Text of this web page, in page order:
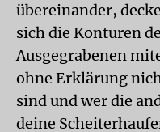
übereinander,
sich die Konturen
Ausgegrabenen
ohne Erklärung
sind und wer die
deine